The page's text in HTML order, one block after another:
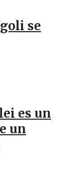
se
es un
un